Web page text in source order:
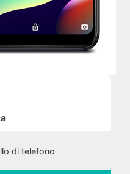
di telefono